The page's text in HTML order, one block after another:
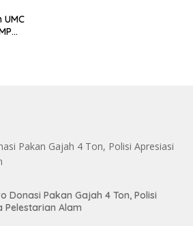
Donasi Pakan Gajah 4 Ton, Polisi
Pelestarian Alam